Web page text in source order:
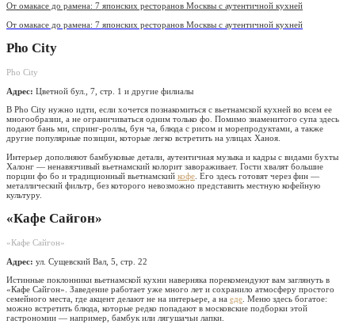
От омакасе до рамена: 7 японских ресторанов Москвы с аутентичной кухней
От омакасе до рамена: 7 японских ресторанов Москвы с аутентичной кухней
Pho City
Pho City
Адрес: Цветной бул., 7, стр. 1 и другие филиалы
В Pho City нужно идти, если хочется познакомиться с вьетнамской кухней во всем ее
многообразии, а не ограничиваться одним только фо. Помимо знаменитого супа здесь
подают бань ми, спринг-роллы, бун ча, блюда с рисом и морепродуктами, а также
другие популярные позиции, которые легко встретить на улицах Ханоя.
Интерьер дополняют бамбуковые детали, аутентичная музыка и кадры с видами бухты
Халонг — ненавязчивый вьетнамский колорит завораживает. Гости хвалят большие
порции фо бо и традиционный вьетнамский кофе . Его здесь готовят через фин —
металлический фильтр, без которого невозможно представить местную кофейную
культуру.
«Кафе Сайгон»
«Кафе Сайгон»
Адрес: ул. Сущевский Вал, 5, стр. 22
Истинные поклонники вьетнамской кухни наверняка порекомендуют вам заглянуть в
«Кафе Сайгон». Заведение работает уже много лет и сохранило атмосферу простого
семейного места, где акцент делают не на интерьере, а на еде. Меню здесь богатое:
можно встретить блюда, которые редко попадают в московские подборки этой
гастрономии — например, бамбук или лягушачьи лапки.